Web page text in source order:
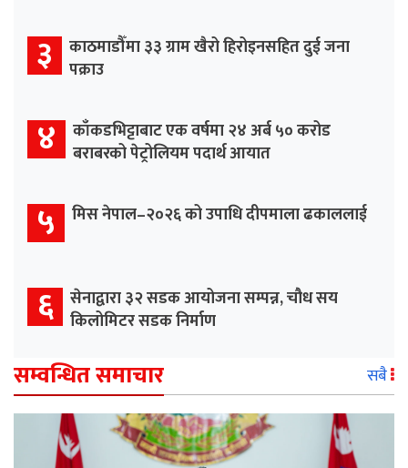
३ काठमाडौँमा ३३ ग्राम खैरो हिरोइनसहित दुई जना
पक्राउ
४ काँकडभिट्टाबाट एक वर्षमा २४ अर्ब ५० करोड
बराबरको पेट्रोलियम पदार्थ आयात
५ मिस नेपाल–२०२६ को उपाधि दीपमाला ढकाललाई
६ सेनाद्वारा ३२ सडक आयोजना सम्पन्न, चौध सय
किलोमिटर सडक निर्माण
सम्वन्धित समाचार सबै